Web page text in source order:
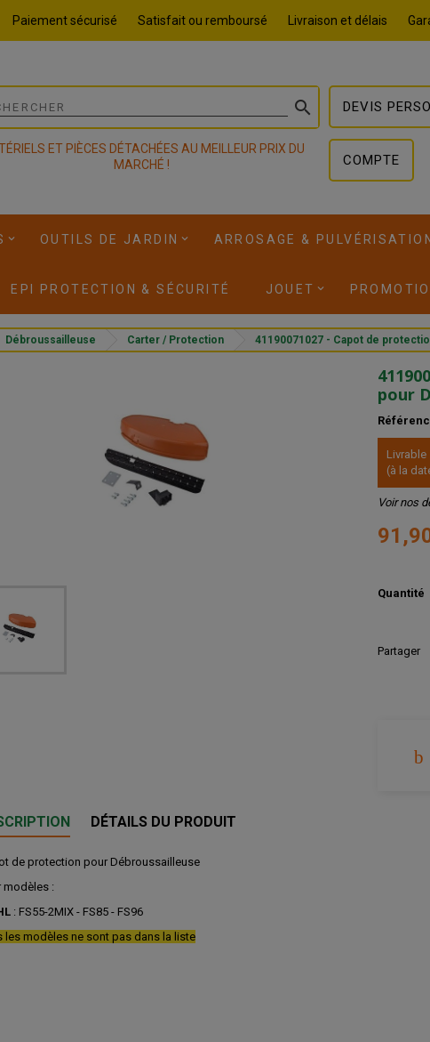
Paiement sécurisé Satisfait ou remboursé Livraison et délais

ET PIÈCES DÉTACHÉES AU MEILLEUR PRIX DU
MARCHÉ !
DEVIS
COMPTE
OUTILS DE JARDIN ARROSAGE &
EPI PROTECTION & SÉCURITÉ JOUET
Débroussailleuse Carter / Protection 41190071027 - Capot de
pour
Livrable
(à la
Voir nos
Quantité
Partager
DÉTAILS DU PRODUIT
de protection pour Débroussailleuse
modèles :
: FS55-2MIX - FS85 - FS96
les modèles ne sont pas dans la liste